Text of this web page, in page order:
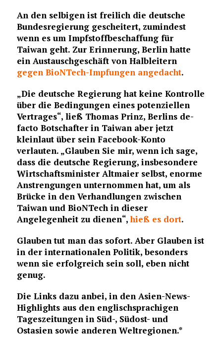
An den selbigen ist freilich die deutsche
Bundesregierung gescheitert, zumindest
wenn es um Impfstoffbeschaffung für
Taiwan geht. Zur Erinnerung, Berlin hatte
ein Austauschgeschäft von Halbleitern
gegen BioNTech-Impfungen angedacht.
„Die deutsche Regierung hat keine Kontrolle
über die Bedingungen eines potenziellen
Vertrages“, ließ Thomas Prinz, Berlins de-
facto Botschafter in Taiwan aber jetzt
kleinlaut über sein Facebook-Konto
verlauten. „Glauben Sie mir, wenn ich sage,
dass die deutsche Regierung, insbesondere
Wirtschaftsminister Altmaier selbst, enorme
Anstrengungen unternommen hat, um als
Brücke in den Verhandlungen zwischen
Taiwan und BioNTech in dieser
Angelegenheit zu dienen“,hieß es dort.
Glauben tut man das sofort. Aber Glauben ist
in der internationalen Politik, besonders
wenn sie erfolgreich sein soll, eben nicht
genug.
Die Links dazu anbei, in den Asien-News-
Highlights aus den englischsprachigen
Tageszeitungen in Süd-, Südost- und
Ostasien sowie anderen Weltregionen.*